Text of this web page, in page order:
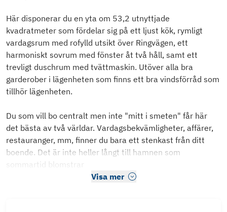
Här disponerar du en yta om 53,2 utnyttjade
kvadratmeter som fördelar sig på ett ljust kök, rymligt
vardagsrum med rofylld utsikt över Ringvägen, ett
harmoniskt sovrum med fönster åt två håll, samt ett
trevligt duschrum med tvättmaskin. Utöver alla bra
garderober i lägenheten som finns ett bra vindsförråd som
tillhör lägenheten.
Du som vill bo centralt men inte "mitt i smeten" får här
det bästa av två världar. Vardagsbekvämligheter, affärer,
restauranger, mm, finner du bara ett stenkast från ditt
boende. Det är inte heller långt till hamnen som
sommartid blomstrar
Visa mer